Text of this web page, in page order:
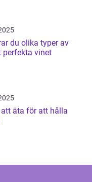
du olika typer av
perfekta vinet
äta för att hålla